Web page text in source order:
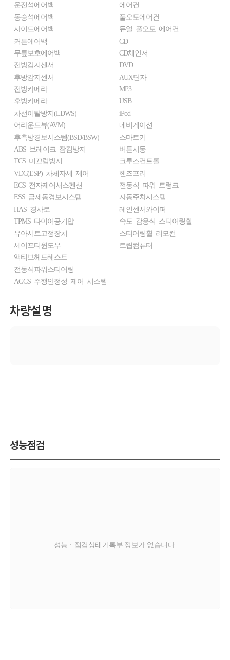
운전석에어백
동승석에어백
사이드에어백
커튼에어백
무릎보호에어백
전방감지센서
후방감지센서
전방카메라
후방카메라
차선이탈방지(LDWS)
어라운드뷰(AVM)
후측방경보시스템(BSD/BSW)
ABS 브레이크 잠김방지
TCS 미끄럼방지
VDC(ESP) 차체자세 제어
ECS 전자제어서스펜션
ESS 급제동경보시스템
HAS 경사로
TPMS 타이어공기압
유아시트고정장치
세이프티윈도우
액티브헤드레스트
전동식파워스티어링
AGCS 주행안정성 제어 시스템
에어컨
풀오토에어컨
듀얼 풀오토 에어컨
CD
CD체인저
DVD
AUX단자
MP3
USB
iPod
네비게이션
스마트키
버튼시동
크루즈컨트롤
핸즈프리
전동식 파워 트렁크
자동주차시스템
레인센서와이퍼
속도 감응식 스티어링휠
스티어링휠 리모컨
트립컴퓨터
차량설명
성능점검
성능ㆍ점검상태기록부 정보가 없습니다.